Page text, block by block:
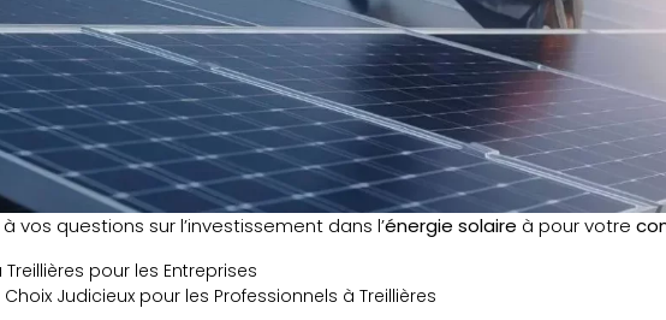
vos questions sur l’investissement dans l’énergie solaire à pour votre
Treillières pour les Entreprises
Judicieux pour les Professionnels à Treillières